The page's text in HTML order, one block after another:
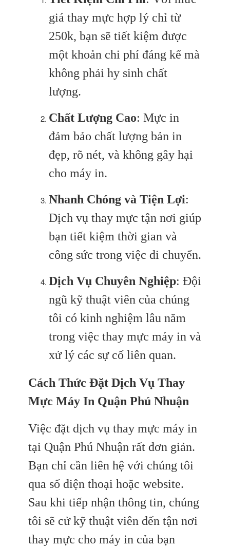
giá thay mực hợp lý chỉ từ
250k, bạn sẽ tiết kiệm được
một khoản chi phí đáng kể mà
không phải hy sinh chất
lượng.
Chất Lượng Cao: Mực in
đảm bảo chất lượng bản in
đẹp, rõ nét, và không gây hại
cho máy in.
Nhanh Chóng và Tiện Lợi:
Dịch vụ thay mực tận nơi giúp
bạn tiết kiệm thời gian và
công sức trong việc di chuyển.
Dịch Vụ Chuyên Nghiệp: Đội
ngũ kỹ thuật viên của chúng
tôi có kinh nghiệm lâu năm
trong việc thay mực máy in và
xử lý các sự cố liên quan.
Cách Thức Đặt Dịch Vụ Thay
Mực Máy In Quận Phú Nhuận
Việc đặt dịch vụ thay mực máy in
tại Quận Phú Nhuận rất đơn giản.
Bạn chỉ cần liên hệ với chúng tôi
qua số điện thoại hoặc website.
Sau khi tiếp nhận thông tin, chúng
tôi sẽ cử kỹ thuật viên đến tận nơi
thay mực cho máy in của bạn